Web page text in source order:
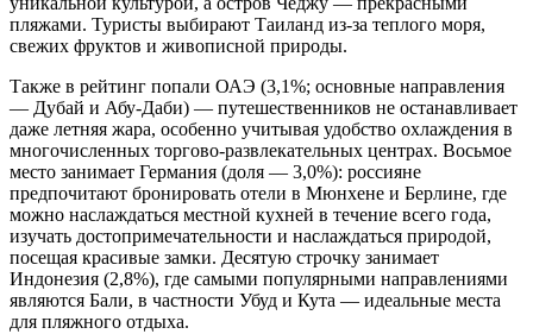
пляжами. Туристы выбирают Таиланд из-за теплого моря,
свежих фруктов и живописной природы.
Также в рейтинг попали ОАЭ (3,1%; основные направления
— Дубай и Абу-Даби) — путешественников не останавливает
даже летняя жара, особенно учитывая удобство охлаждения в
многочисленных торгово-развлекательных центрах. Восьмое
место занимает Германия (доля — 3,0%): россияне
предпочитают бронировать отели в Мюнхене и Берлине, где
можно наслаждаться местной кухней в течение всего года,
изучать достопримечательности и наслаждаться природой,
посещая красивые замки. Десятую строчку занимает
Индонезия (2,8%), где самыми популярными направлениями
являются Бали, в частности Убуд и Кута — идеальные места
для пляжного отдыха.